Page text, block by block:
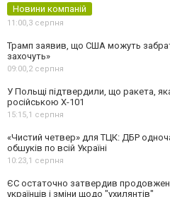
Новини компаній
11:00,3 серпня
Трамп заявив, що США можуть
захочуть»
09:00,2 серпня
У Польщі підтвердили, що ракета,
російською Х-101
15:15,1 серпня
«Чистий четвер» для ТЦК: ДБР
обшуків по всій Україні
10:23,1 серпня
ЄС остаточно затвердив
українців і зміни щодо "ухилянтів"